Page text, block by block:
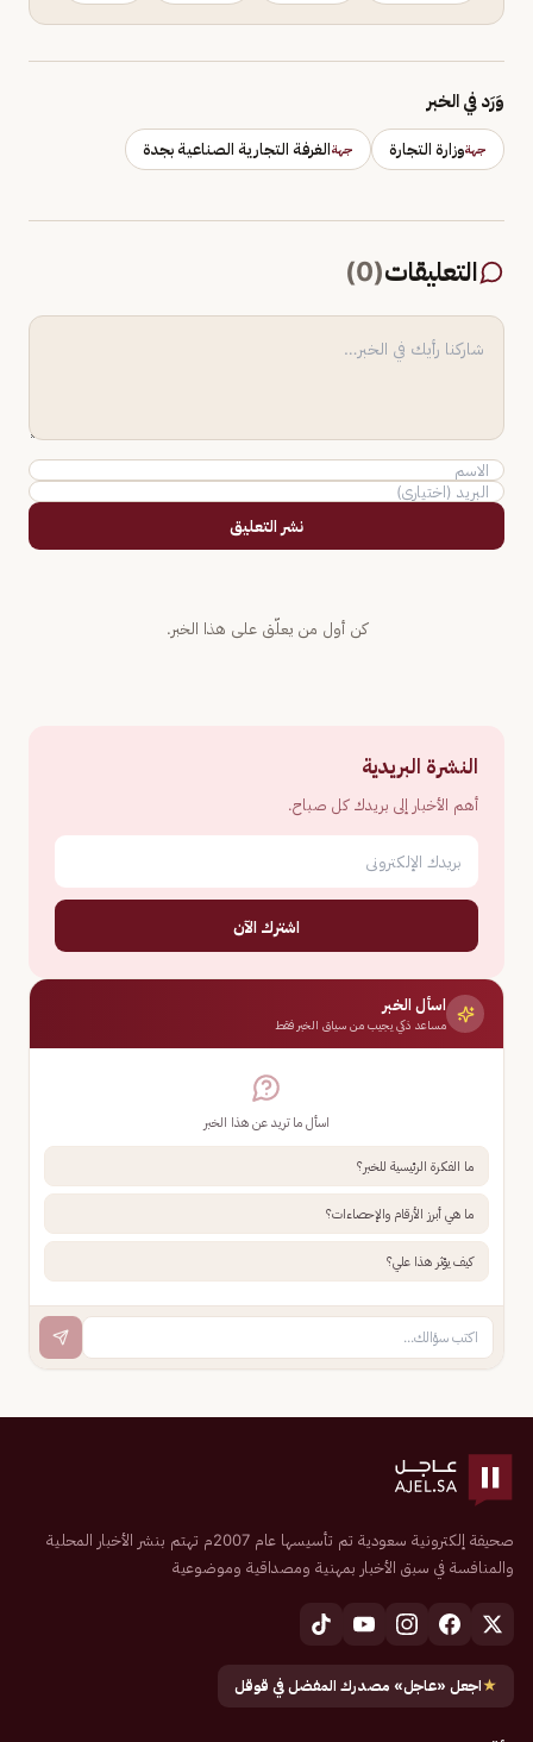
وَرَد في الخبر
جهةوزارة التجارة جهةالغرفة التجارية الصناعية بجدة
التعليقات(
0
)
نشر التعليق
كن أول من يعلّق على هذا الخبر.
النشرة البريدية
أهم الأخبار إلى بريدك كل صباح.
اشترك الآن
اسأل الخبر
مساعد ذكي يجيب من سياق الخبر فقط
اسأل ما تريد عن هذا الخبر
ما الفكرة الرئيسية للخبر؟
ما هي أبرز الأرقام والإحصاءات؟
كيف يؤثر هذا علي؟
صحيفة إلكترونية سعودية تم تأسيسها عام 2007م تهتم بنشر الأخبار المحلية
والمنافسة في سبق الأخبار بمهنية ومصداقية وموضوعية
★اجعل «عاجل» مصدرك المفضل في قوقل